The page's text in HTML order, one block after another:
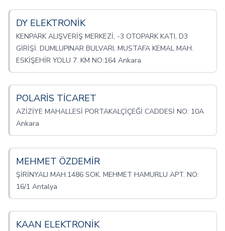
DY ELEKTRONİK
KENPARK ALIŞVERİŞ MERKEZİ, -3 OTOPARK KATI, D3
GİRİŞİ. DUMLUPINAR BULVARI, MUSTAFA KEMAL MAH.
ESKİŞEHİR YOLU 7. KM NO:164 Ankara
POLARİS TİCARET
AZİZİYE MAHALLESİ PORTAKALÇİÇEĞİ CADDESİ NO: 10A
Ankara
MEHMET ÖZDEMİR
ŞİRİNYALI MAH.1486 SOK. MEHMET HAMURLU APT. NO:
16/1 Antalya
KAAN ELEKTRONİK